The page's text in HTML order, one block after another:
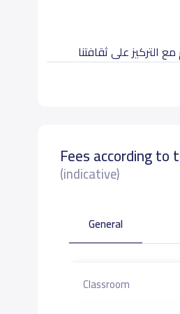
التركيز على ثقافتنا
إعداد جيل الرائدة
القيادة في
Fees according
(indicative)
General
Classroom